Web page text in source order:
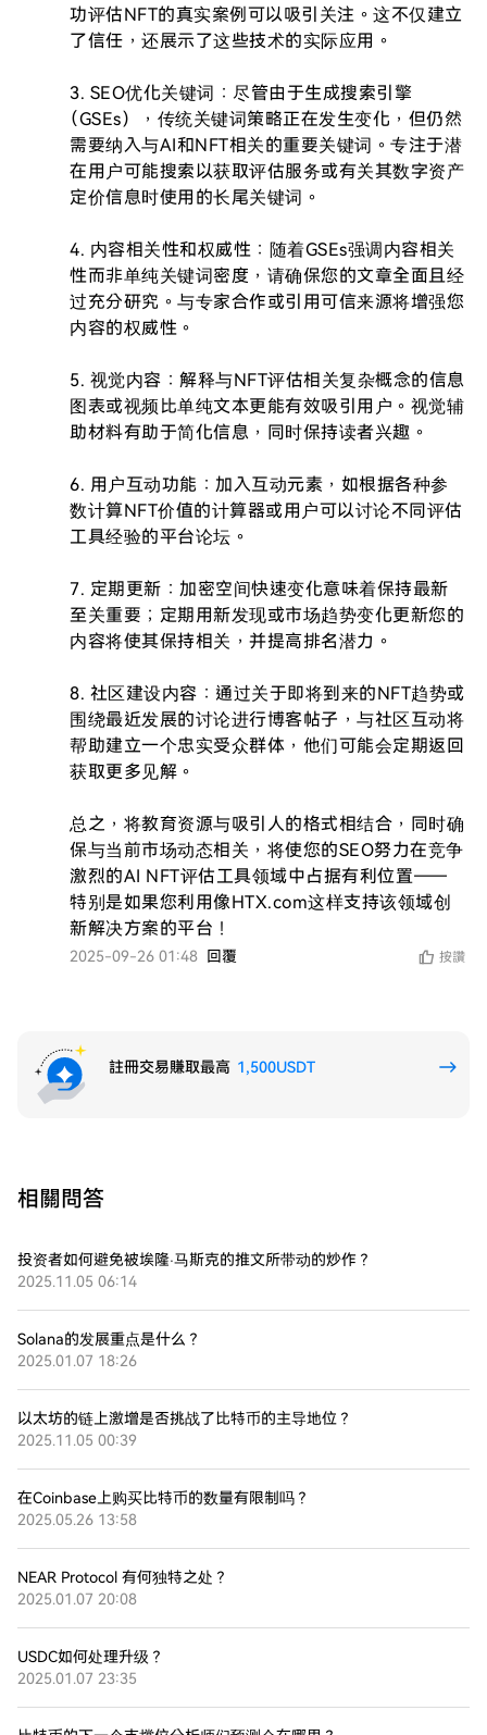
功评估NFT的真实案例可以吸引关注。这不仅建立
了信任，还展示了这些技术的实际应用。
3. SEO优化关键词：尽管由于生成搜索引擎
（GSEs），传统关键词策略正在发生变化，但仍然
需要纳入与AI和NFT相关的重要关键词。专注于潜
在用户可能搜索以获取评估服务或有关其数字资产
定价信息时使用的长尾关键词。
4. 内容相关性和权威性：随着GSEs强调内容相关
性而非单纯关键词密度，请确保您的文章全面且经
过充分研究。与专家合作或引用可信来源将增强您
内容的权威性。
5. 视觉内容：解释与NFT评估相关复杂概念的信息
图表或视频比单纯文本更能有效吸引用户。视觉辅
助材料有助于简化信息，同时保持读者兴趣。
6. 用户互动功能：加入互动元素，如根据各种参
数计算NFT价值的计算器或用户可以讨论不同评估
工具经验的平台论坛。
7. 定期更新：加密空间快速变化意味着保持最新
至关重要；定期用新发现或市场趋势变化更新您的
内容将使其保持相关，并提高排名潜力。
8. 社区建设内容：通过关于即将到来的NFT趋势或
围绕最近发展的讨论进行博客帖子，与社区互动将
帮助建立一个忠实受众群体，他们可能会定期返回
获取更多见解。
总之，将教育资源与吸引人的格式相结合，同时确
保与当前市场动态相关，将使您的SEO努力在竞争
激烈的AI NFT评估工具领域中占据有利位置——
特别是如果您利用像HTX.com这样支持该领域创
新解决方案的平台！
2025-09-26 01:48 回覆 按讚
註冊交易賺取最高 1,500USDT
相關問答
投资者如何避免被埃隆·马斯克的推文所带动的炒作？
2025.11.05 06:14
Solana的发展重点是什么？
2025.01.07 18:26
以太坊的链上激增是否挑战了比特币的主导地位？
2025.11.05 00:39
在Coinbase上购买比特币的数量有限制吗？
2025.05.26 13:58
NEAR Protocol 有何独特之处？
2025.01.07 20:08
USDC如何处理升级？
2025.01.07 23:35